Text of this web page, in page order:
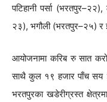
पटिहानी पर्सा
२३), भगौली (भरतपुर–२५) र
आयोजनामा करिब रु सात
साथै कुल १९ हजार पाँच सय
भरतपुरका खडेरीग्रस्त